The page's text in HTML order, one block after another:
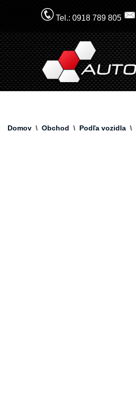
na
obsah
Tel.: 0918 789 805
Domov \ Obchod \ Podľa vozidla \